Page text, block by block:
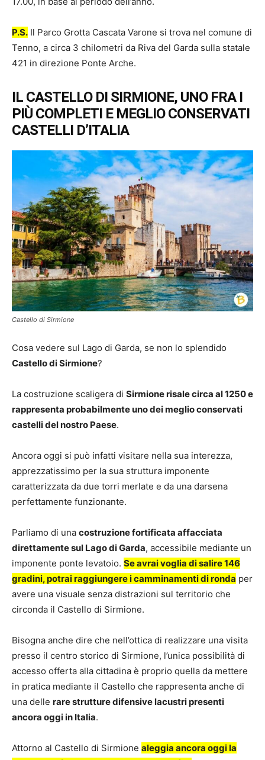
P.S. Il Parco Grotta Cascata Varone si trova nel comune di
Tenno, a circa 3 chilometri da Riva del Garda sulla statale
421 in direzione Ponte Arche.
IL CASTELLO DI SIRMIONE, UNO FRA I
PIÙ COMPLETI E MEGLIO CONSERVATI
CASTELLI D’ITALIA
Castello di Sirmione
Cosa vedere sul Lago di Garda, se non lo splendido
Castello di Sirmione?
La costruzione scaligera di Sirmione risale circa al 1250 e
rappresenta probabilmente uno dei meglio conservati
castelli del nostro Paese.
Ancora oggi si può infatti visitare nella sua interezza,
apprezzatissimo per la sua struttura imponente
caratterizzata da due torri merlate e da una darsena
perfettamente funzionante.
Parliamo di una costruzione fortificata affacciata
direttamente sul Lago di Garda, accessibile mediante un
imponente ponte levatoio. Se avrai voglia di salire 146
gradini, potrai raggiungere i camminamenti di ronda per
avere una visuale senza distrazioni sul territorio che
circonda il Castello di Sirmione.
Bisogna anche dire che nell’ottica di realizzare una visita
presso il centro storico di Sirmione, l’unica possibilità di
accesso offerta alla cittadina è proprio quella da mettere
in pratica mediante il Castello che rappresenta anche di
una delle rare strutture difensive lacustri presenti
ancora oggi in Italia.
Attorno al Castello di Sirmione aleggia ancora oggi la